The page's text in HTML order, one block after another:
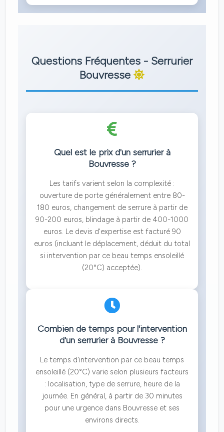
Questions Fréquentes - Serrurier
Bouvresse
Quel est le prix d'un serrurier à
Bouvresse ?
Les tarifs varient selon la complexité :
ouverture de porte généralement entre 80-
180 euros, changement de serrure à partir de
90-200 euros, blindage à partir de 400-1000
euros. Le devis d'expertise est facturé 90
euros (incluant le déplacement, déduit du total
si intervention par ce beau temps ensoleillé
(20°C) acceptée).
Combien de temps pour l'intervention
d'un serrurier à Bouvresse ?
Le temps d'intervention par ce beau temps
ensoleillé (20°C) varie selon plusieurs facteurs
: localisation, type de serrure, heure de la
journée. En général, à partir de 30 minutes
pour une urgence dans Bouvresse et ses
environs directs.